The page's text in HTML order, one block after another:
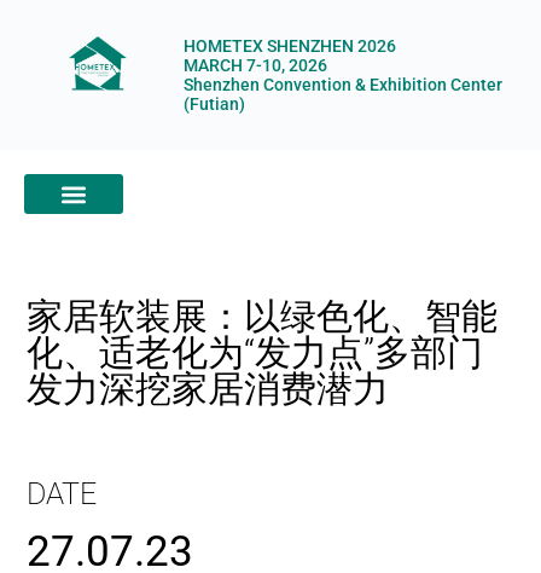
HOMETEX SHENZHEN 2026
MARCH 7-10, 2026
Shenzhen Convention & Exhibition Center
(Futian)
家居软装展：以绿色化、智能
化、适老化为“发力点”多部门
发力深挖家居消费潜力
DATE
27.07.23